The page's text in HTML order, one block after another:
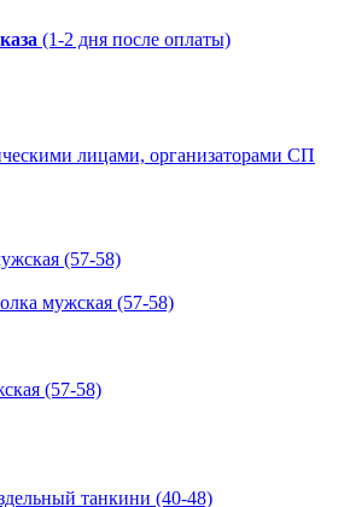
(1-2 дня после оплаты)
лицами, организаторами СП
мужская (57-58)
(57-58)